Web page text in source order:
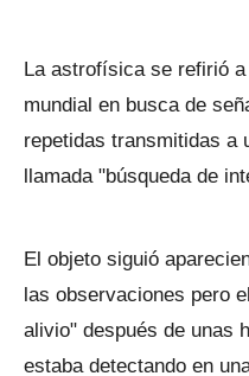
La astrofísica se refirió
mundial en busca de
repetidas transmitidas a
llamada "búsqueda de
El objeto siguió
las observaciones pero
alivio" después de unas
estaba detectando en